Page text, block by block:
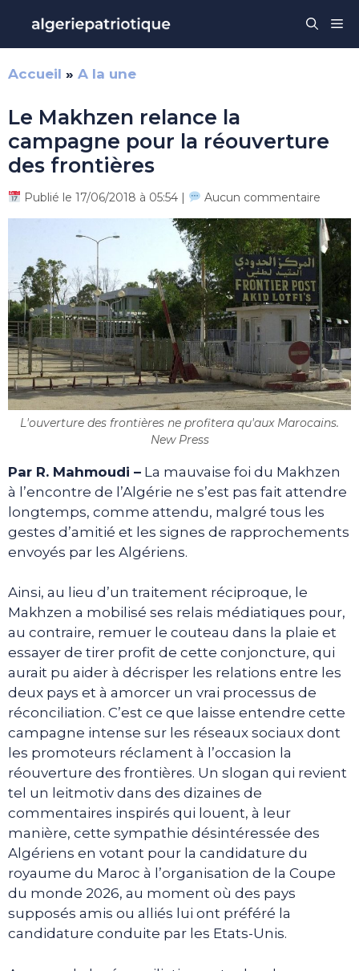
contenu
Accueil » A la une
Le Makhzen relance la
campagne pour la réouverture
des frontières
Publié le 17/06/2018 à 05:54 | Aucun commentaire
L'ouverture des frontières ne profitera qu'aux Marocains.
New Press
Par R. Mahmoudi – La mauvaise foi du Makhzen
à l’encontre de l’Algérie ne s’est pas fait attendre
longtemps, comme attendu, malgré tous les
gestes d’amitié et les signes de rapprochements
envoyés par les Algériens.
Ainsi, au lieu d’un traitement réciproque, le
Makhzen a mobilisé ses relais médiatiques pour,
au contraire, remuer le couteau dans la plaie et
essayer de tirer profit de cette conjoncture, qui
aurait pu aider à décrisper les relations entre les
deux pays et à amorcer un vrai processus de
réconciliation. C’est ce que laisse entendre cette
campagne intense sur les réseaux sociaux dont
les promoteurs réclament à l’occasion la
réouverture des frontières. Un slogan qui revient
tel un leitmotiv dans des dizaines de
commentaires inspirés qui louent, à leur
manière, cette sympathie désintéressée des
Algériens en votant pour la candidature du
royaume du Maroc à l’organisation de la Coupe
du monde 2026, au moment où des pays
supposés amis ou alliés lui ont préféré la
candidature conduite par les Etats-Unis.